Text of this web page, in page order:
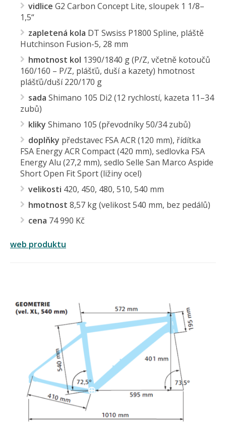
vidlice G2 Carbon Concept Lite, sloupek 1 1/8–
1,5“
zapletená kola DT Swsiss P1800 Spline, pláště
Hutchinson Fusion-5, 28 mm
hmotnost kol 1390/1840 g (P/Z, včetně kotoučů
160/160 – P/Z, plášťů, duší a kazety) hmotnost
plášťů/duší 220/170 g
sada Shimano 105 Di2 (12 rychlostí, kazeta 11–34
zubů)
kliky Shimano 105 (převodníky 50/34 zubů)
doplňky představec FSA ACR (120 mm), řídítka
FSA Energy ACR Compact (420 mm), sedlovka FSA
Energy Alu (27,2 mm), sedlo Selle San Marco Aspide
Short Open Fit Sport (ližiny ocel)
velikosti 420, 450, 480, 510, 540 mm
hmotnost 8,57 kg (velikost 540 mm, bez pedálů)
cena 74 990 Kč
web produktu